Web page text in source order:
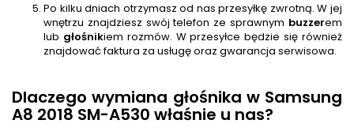
Po kilku dniach otrzymasz od nas przesyłkę zwrotną. W jej
wnętrzu znajdziesz swój telefon ze sprawnym buzzerem
lub głośnikiem rozmów. W przesyłce będzie się również
znajdować faktura za usługę oraz gwarancja serwisowa.
Dlaczego wymiana głośnika w Samsung
A8 2018 SM-A530 właśnie u nas?